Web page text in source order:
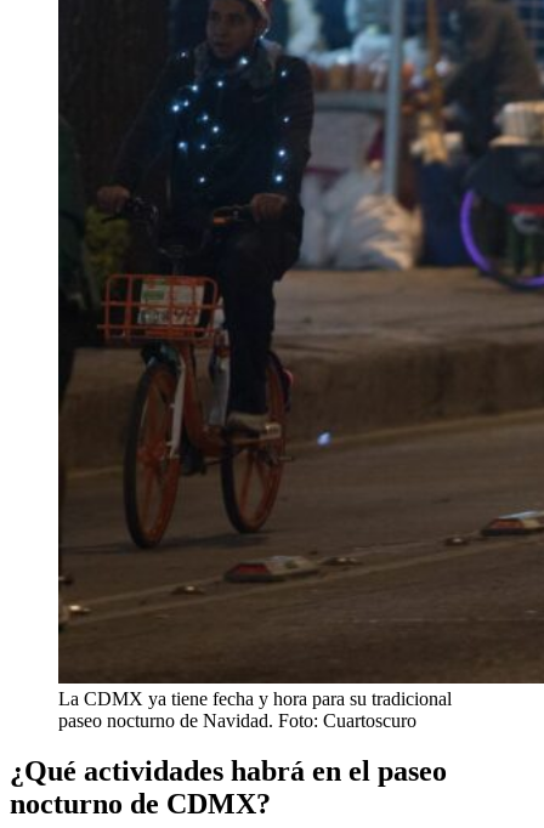
La CDMX ya tiene fecha y hora para su tradicional
paseo nocturno de Navidad. Foto: Cuartoscuro
¿Qué actividades habrá en el paseo
nocturno de CDMX?